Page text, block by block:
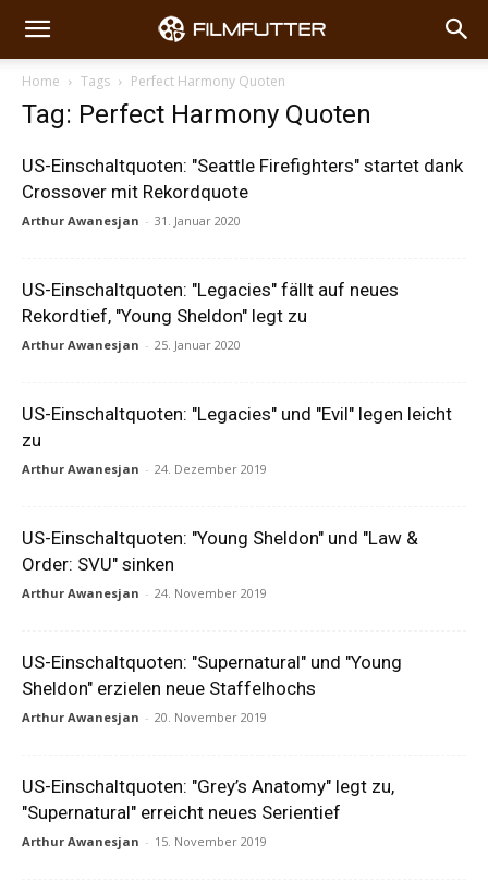
Home Tags Perfect Harmony Quoten
Tag: Perfect Harmony Quoten
US-Einschaltquoten: "Seattle Firefighters" startet dank
Crossover mit Rekordquote
Arthur Awanesjan - 31. Januar 2020
US-Einschaltquoten: "Legacies" fällt auf neues
Rekordtief, "Young Sheldon" legt zu
Arthur Awanesjan - 25. Januar 2020
US-Einschaltquoten: "Legacies" und "Evil" legen leicht
zu
Arthur Awanesjan - 24. Dezember 2019
US-Einschaltquoten: "Young Sheldon" und "Law &
Order: SVU" sinken
Arthur Awanesjan - 24. November 2019
US-Einschaltquoten: "Supernatural" und "Young
Sheldon" erzielen neue Staffelhochs
Arthur Awanesjan - 20. November 2019
US-Einschaltquoten: "Grey’s Anatomy" legt zu,
"Supernatural" erreicht neues Serientief
Arthur Awanesjan - 15. November 2019